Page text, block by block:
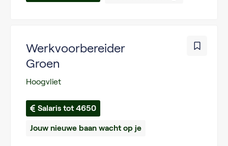
Werkvoorbereider
Groen
Hoogvliet
Salaris tot 4650
Jouw nieuwe baan wacht op je